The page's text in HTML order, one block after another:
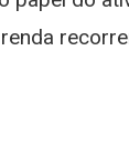
Rendimento
De